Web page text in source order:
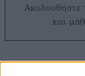
Ακολουθήστε
και